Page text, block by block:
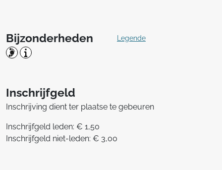
Bijzonderheden Legende
Inschrijfgeld
Inschrijving dient ter plaatse te gebeuren
Inschrijfgeld leden: € 1,50
Inschrijfgeld niet-leden: € 3,00